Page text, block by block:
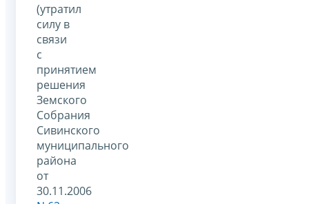
(утратил
силу в
связи
с
принятием
решения
Земского
Собрания
Сивинского
муниципального
района
от
30.11.2006